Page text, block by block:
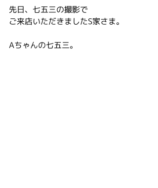
先日、七五三の撮影で
ご来店いただきましたS家さま。
Aちゃんの七五三。